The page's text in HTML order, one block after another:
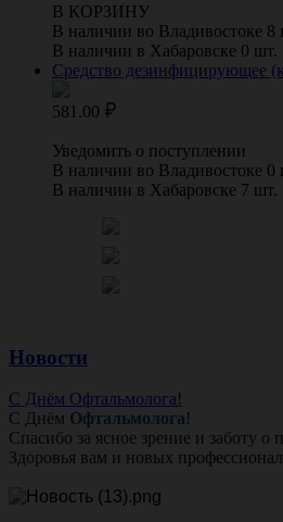
В КОРЗИНУ
В наличии во Владивостоке 8
В наличии в Хабаровске 0 шт.
Средство дезинфицирующее
581.00
Уведомить о поступлении
В наличии во Владивостоке 0
В наличии в Хабаровске 7 шт.
Новости
С Днём Офтальмолога!
С Днём Офтальмолога!
Спасибо за ясное зрение и заботу о
Здоровья вам и новых